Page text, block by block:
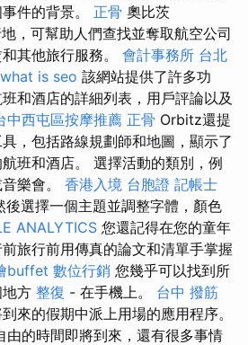
件的背景。 正骨 奧比茨
，可幫助人們查找並奪取航空公司
其他旅行服務。 會計事務所 台北
what is seo 該網站提供了許多功
和酒店的詳細列表，用戶評論以及
中西屯區按摩推薦 正骨 Orbitz還提
，包括路線規劃師和地圖，顯示了
班和酒店。 選擇活動的類別，例
樂會。 香港入境 台胞證 記帳士
後選擇一個主題並調整字體，顏色
ANALYTICS 您還記得在您的童年
旅行前用傳真的論文和清單手掌握
buffet 數位行銷 您幾乎可以找到所
方 整復 - 在手機上。 台中 撥筋
來的假期中派上用場的應用程序。
由的時間即將到來，還有很多事情